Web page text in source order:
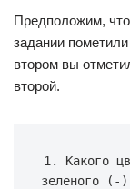
Предположим,
задании
втором вы
второй.
1. Какого
зеленого
( - )